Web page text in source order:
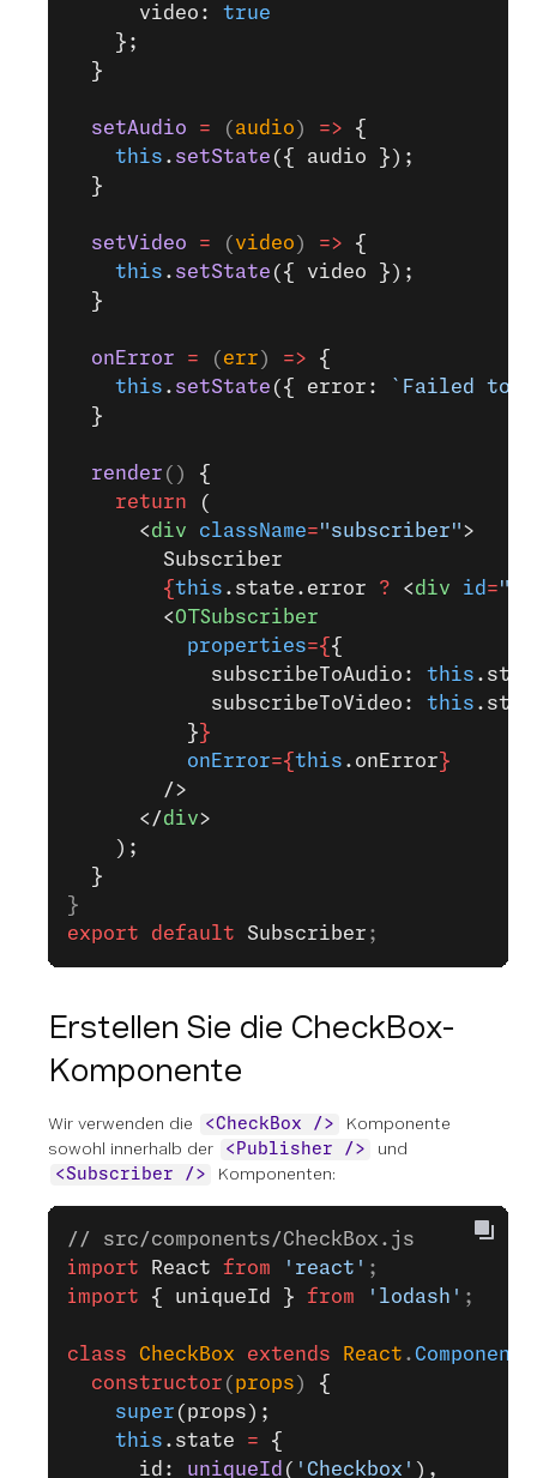
      video:
true
    };
  }
  setAudio
= ( audio ) => {
    this
. setState ({ audio });
  }
  setVideo
= ( video ) => {
    this
. setState ({ video });
  }
  onError
= ( err ) => {
    this
. setState ({ error:
`Failed to
  }
  render
() {
    return
(
      <
div className="subscriber">
        Subscriber
        {
this .state.error ? <div id =
        <
OTSubscriber
          properties
={ {
            subscribeToAudio:
this
            subscribeToVideo:
this
          }
}
          onError
={ this .onError }
        />
      </
div>
    );
  }
}
export default Subscriber ;
Erstellen Sie die CheckBox-
Komponente
Wir verwenden die <CheckBox />
Komponente
sowohl innerhalb der
<Publisher /> und
<Subscriber /> Komponenten:
// src/components/CheckBox.js
import React from 'react' ;
import { uniqueId } from 'lodash' ;
class CheckBox extends React .Component
  constructor
( props ) {
    super
(props);
    this
.state = {
      id:
uniqueId ( 'Checkbox' ),